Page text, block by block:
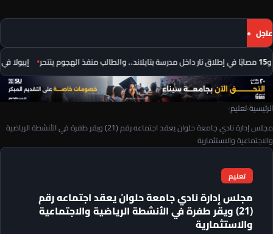
عاجل
إيبولا في الكونغو
الرئيسية›تعليم›
مجلس إدارة نادي جامعة حلوان يعقد اجتماعه رقم (21) ويقر طفرة في الأنشطة الرياضية
والاجتماعية والاستثمارية
تعليم
مجلس إدارة نادي جامعة حلوان يعقد اجتماعه رقم
(21) ويقر طفرة في الأنشطة الرياضية والاجتماعية
والاستثمارية